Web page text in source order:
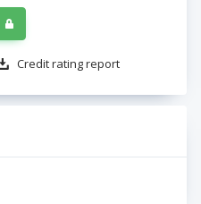
Credit rating report